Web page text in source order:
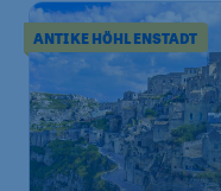
ANTIKE HÖHLENSTADT